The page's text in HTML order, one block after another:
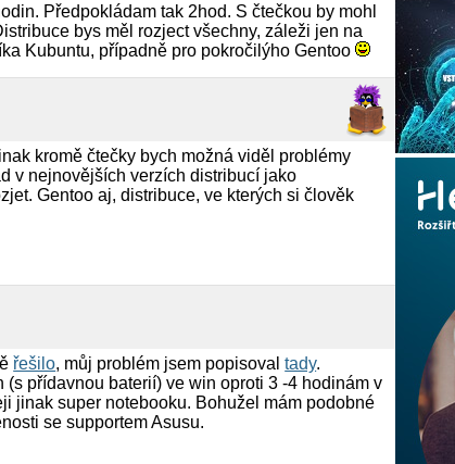
Předpokládam tak 2hod. S čtečkou by mohl
bys měl rozject všechny, záleži jen na
Kubuntu, případně pro pokročilýho Gentoo
kromě čtečky bych možná viděl problémy
v nejnovějších verzích distribucí jako
Gentoo aj, distribuce, ve kterých si člověk
řešilo, můj problém jsem popisovaltady.
přídavnou baterií) ve win oproti 3 -4 hodinám v
jinak super notebooku. Bohužel mám podobné
se supportem Asusu.